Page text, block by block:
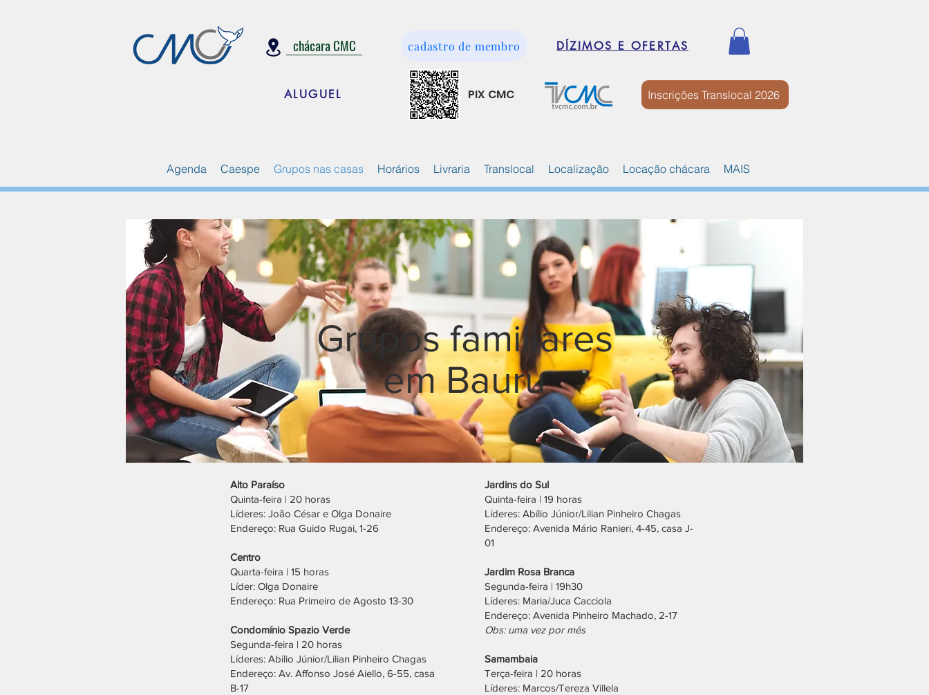
chácara CMC
ALUGUEL
cadastro de membro DÍZIMOS E OFERTAS
PIX CMC Inscrições Translocal 2026
Agenda Caespe Grupos nas casas Horários Livraria Translocal Localização Locação chácara MAIS
Grupos familiares
em Bauru
Alto Paraíso
Quinta-feira | 20 horas
Líderes: João César e Olga Donaire
Endereço: Rua Guido Rugai, 1-26
Centro
Quarta-feira | 15 horas
Líder: Olga Donaire
Endereço: Rua Primeiro de Agosto 13-30
Condomínio Spazio Verde
Segunda-feira | 20 horas
Líderes: Abílio Júnior/Lilian Pinheiro Chagas
Endereço: Av. Affonso José Aiello, 6-55, casa
B-17
Jardins do Sul
Quinta-feira | 19 horas
Líderes: Abílio Júnior/Lilian Pinheiro Chagas
Endereço: Avenida Mário Ranieri, 4-45, casa J-
01
Jardim Rosa Branca
Segunda-feira | 19h30
Líderes: Maria/Juca Cacciola
Endereço: Avenida Pinheiro Machado, 2-17
Obs: uma vez por mês
Samambaia
Terça-feira | 20 horas
Líderes: Marcos/Tereza Villela